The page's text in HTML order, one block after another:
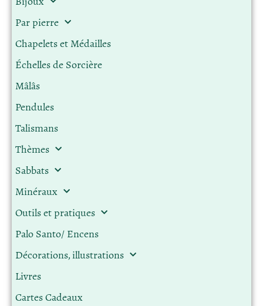
Par pierre
Chapelets et Médailles
Échelles de Sorcière
Mâlâs
Pendules
Talismans
Thèmes
Sabbats
Minéraux
Outils et pratiques
Palo Santo/ Encens
Décorations, illustrations
Livres
Cartes Cadeaux